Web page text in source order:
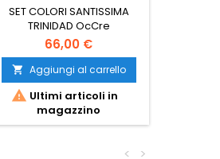
SET COLORI SANTISSIMA
TRINIDAD OcCre
66,00 €
 Aggiungi al carrello
 Ultimi articoli in
magazzino
>
<